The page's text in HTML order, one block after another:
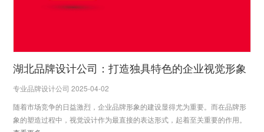
湖北品牌设计公司：打造独具特色的企业视觉形象
专业品牌设计公司 2025-04-02
随着市场竞争的日益激烈，企业品牌形象的建设显得尤为重要。而在品牌形
象的塑造过程中，视觉设计作为最直接的表达形式，起着至关重要的作用。